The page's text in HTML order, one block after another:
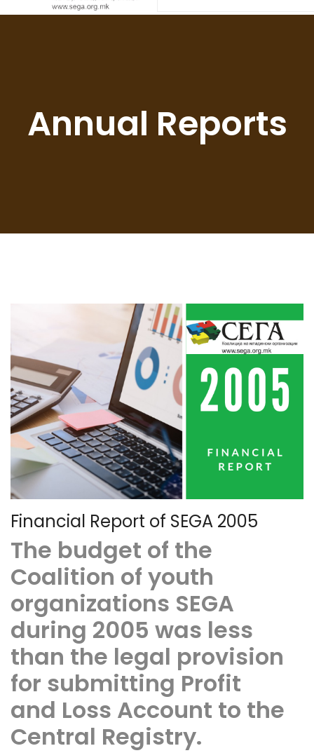
Annual Reports
Financial Report of SEGA 2005
The budget of the
Coalition of youth
organizations SEGA
during 2005 was less
than the legal provision
for submitting Profit
and Loss Account to the
Central Registry.